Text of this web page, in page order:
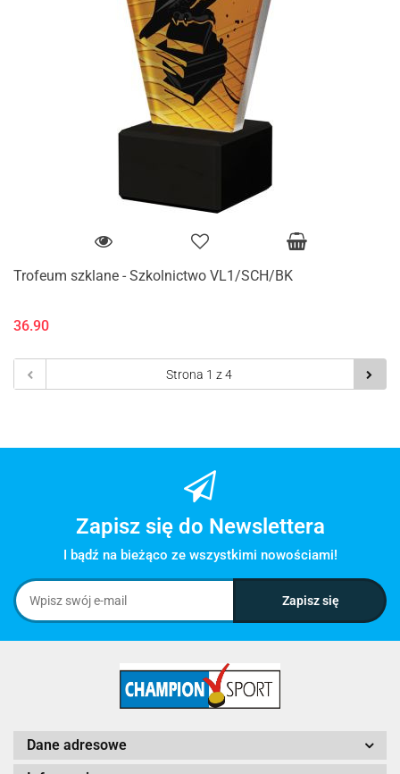
Trofeum szklane - Szkolnictwo VL1/SCH/BK
36.90
Zapisz się do Newslettera
I bądź na bieżąco ze wszystkimi nowościami!
Dane adresowe